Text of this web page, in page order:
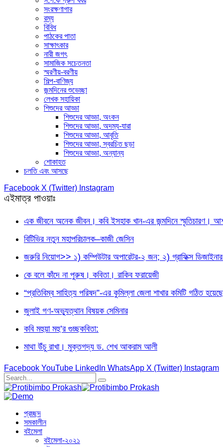
সংরক্ষণাগার
রম্য
বিবিধ
পাঠকের পাতা
সাক্ষাৎকার
নারী জগৎ
সামাজিক সচেতনতা
স্মরণীয়-বরণীয়
শিল্প-বাণিজ্য
জন্মদিনের শুভেচ্ছা
লেখক সহায়িকা
শিশুদের আড্ডা
শিশুদের আড্ডা, অংকন
শিশুদের আড্ডা, অদম্য-যারা
শিশুদের আড্ডা, আবৃতি
শিশুদের আড্ডা, স্বরচিত ছড়া
শিশুদের আড্ডা, অন্যান্য
শোকাহত
চলতি এবং আসছে
Facebook X (Twitter) Instagram
এইমাত্র পাওয়াঃ
এক জীবনে অনেক জীবন। কবি ইসহাক খান-এর জন্মদিনে স্মৃতিচারণ।
বিটিভির নতুন মহাপরিচালক–কাজী জেসিন
জরুরি নিয়োগ>> ১) কম্পিউটার অপারেটর-২ জন; ২) গ্রাফিক্স
কে বলে কাঁদে না পুরুষ। কবিতা। রাকিব ফরায়েজী
“প্রতিবিম্ব সাহিত্য পরিষদ”-এর কুমিল্লা জেলা শাখার কমিটি গঠিত হয়েছে
জুলাই গণ-অভ্যুত্থান বিষয়ক সেমিনার
কবি মহুয়া মহু’র গুচ্ছকবিতা:
মাথা উঁচু রাখা। মুক্তগদ্য ড. শেখ আকরাম আলী
Facebook YouTube LinkedIn WhatsApp X (Twitter) Instagram
প্রচ্ছদ
সমকালীন
বইমেলা
বইমেলা-২০২১